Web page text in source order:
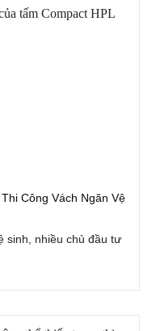
Công Vách Ngăn Vệ
sinh, nhiều chủ đầu tư